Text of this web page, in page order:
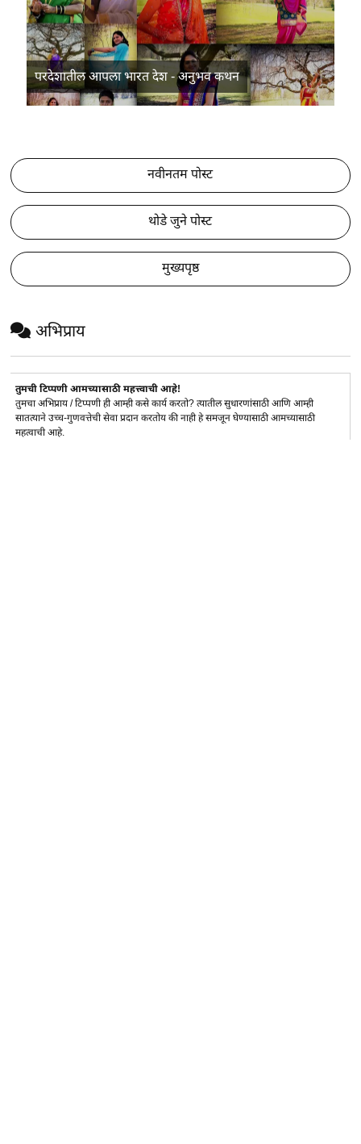
परदेशातील आपला भारत देश - अनुभव कथन
नवीनतम पोस्ट
थोडे जुने पोस्ट
मुख्यपृष्ठ
अभिप्राय
तुमची टिप्पणी आमच्यासाठी महत्त्वाची आहे!
तुमचा अभिप्राय / टिप्पणी ही आम्ही कसे कार्य करतो? त्यातील सुधारणांसाठी आणि आम्ही
सातत्याने उच्च-गुणवत्तेची सेवा प्रदान करतोय की नाही हे समजून घेण्यासाठी आमच्यासाठी
महत्वाची आहे.